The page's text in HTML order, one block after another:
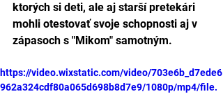
ktorých si deti, ale aj starší pretekári
mohli otestovať svoje schopnosti aj v
zápasoch s "Mikom" samotným.
https://video.wixstatic.com/video/703e6b_d7ede6
962a324cdf80a065d698b8d7e9/1080p/mp4/file.